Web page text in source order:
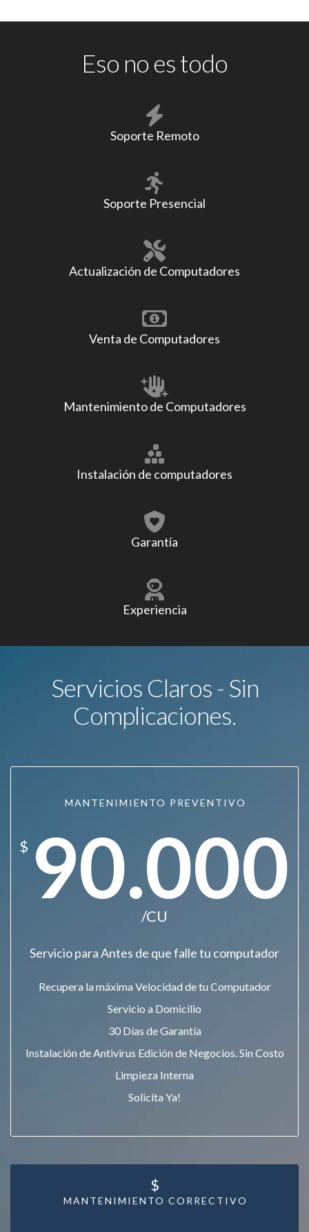
Eso no es todo
Soporte Remoto
Soporte Presencial
Actualización de Computadores
Venta de Computadores
Mantenimiento de Computadores
Instalación de computadores
Garantía
Experiencia
Servicios Claros - Sin
Complicaciones.
MANTENIMIENTO PREVENTIVO
$ 90.000
/CU
Servicio para Antes de que falle tu computador
Recupera la máxima Velocidad de tu Computador
Servicio a Domicilio
30 Días de Garantía
Instalación de Antivirus Edición de Negocios. Sin Costo
Limpieza Interna
Solicita Ya!
MANTENIMIENTO CORRECTIVO
$